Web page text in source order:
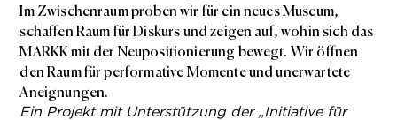
Im Zwischenraum proben wir für ein neues Museum,
schaffen Raum für Diskurs und zeigen auf, wohin sich das
MARKK mit der Neupositionierung bewegt. Wir öffnen
den Raum für performative Momente und unerwartete
Aneignungen.
Ein Projekt mit Unterstützung der „Initiative für